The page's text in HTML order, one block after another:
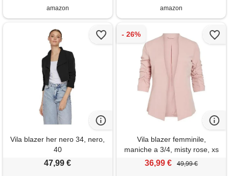
amazon
amazon
Vila blazer her nero 34, nero,
40
47,99 €
Vila blazer femminile,
maniche a 3/4, misty rose, xs
36,99 € 49,99 €